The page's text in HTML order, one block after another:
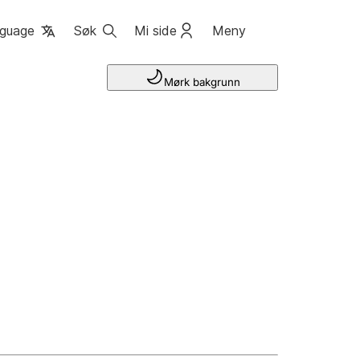
Søk Mi side Meny
Mørk bakgrunn